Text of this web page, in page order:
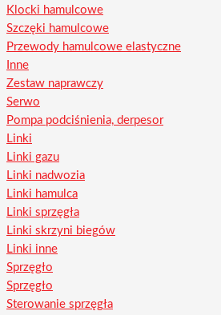
Klocki hamulcowe
Szczęki hamulcowe
Przewody hamulcowe elastyczne
Inne
Zestaw naprawczy
Serwo
Pompa podciśnienia, derpesor
Linki
Linki gazu
Linki nadwozia
Linki hamulca
Linki sprzęgła
Linki skrzyni biegów
Linki inne
Sprzęgło
Sprzęgło
Sterowanie sprzęgła